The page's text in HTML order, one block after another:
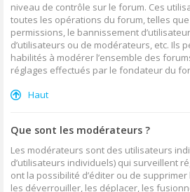
niveau de contrôle sur le forum. Ces
toutes les opérations du forum, telles
permissions, le bannissement
d’utilisateurs ou de modérateurs, etc. Ils
habilités à modérer l’ensemble des
réglages effectués par le fondateur du
Haut
Que sont les modérateurs ?
Les modérateurs sont des utilisateurs
d’utilisateurs individuels) qui surveillent
ont la possibilité d’éditer ou de
les déverrouiller, les déplacer, les